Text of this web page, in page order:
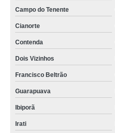
Campo do Tenente
Cianorte
Contenda
Dois Vizinhos
Francisco Beltrão
Guarapuava
Ibiporã
Irati